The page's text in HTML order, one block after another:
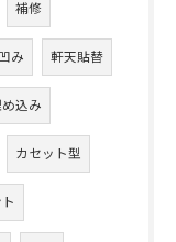
補修
凹み 軒天貼替
込み
カセット型